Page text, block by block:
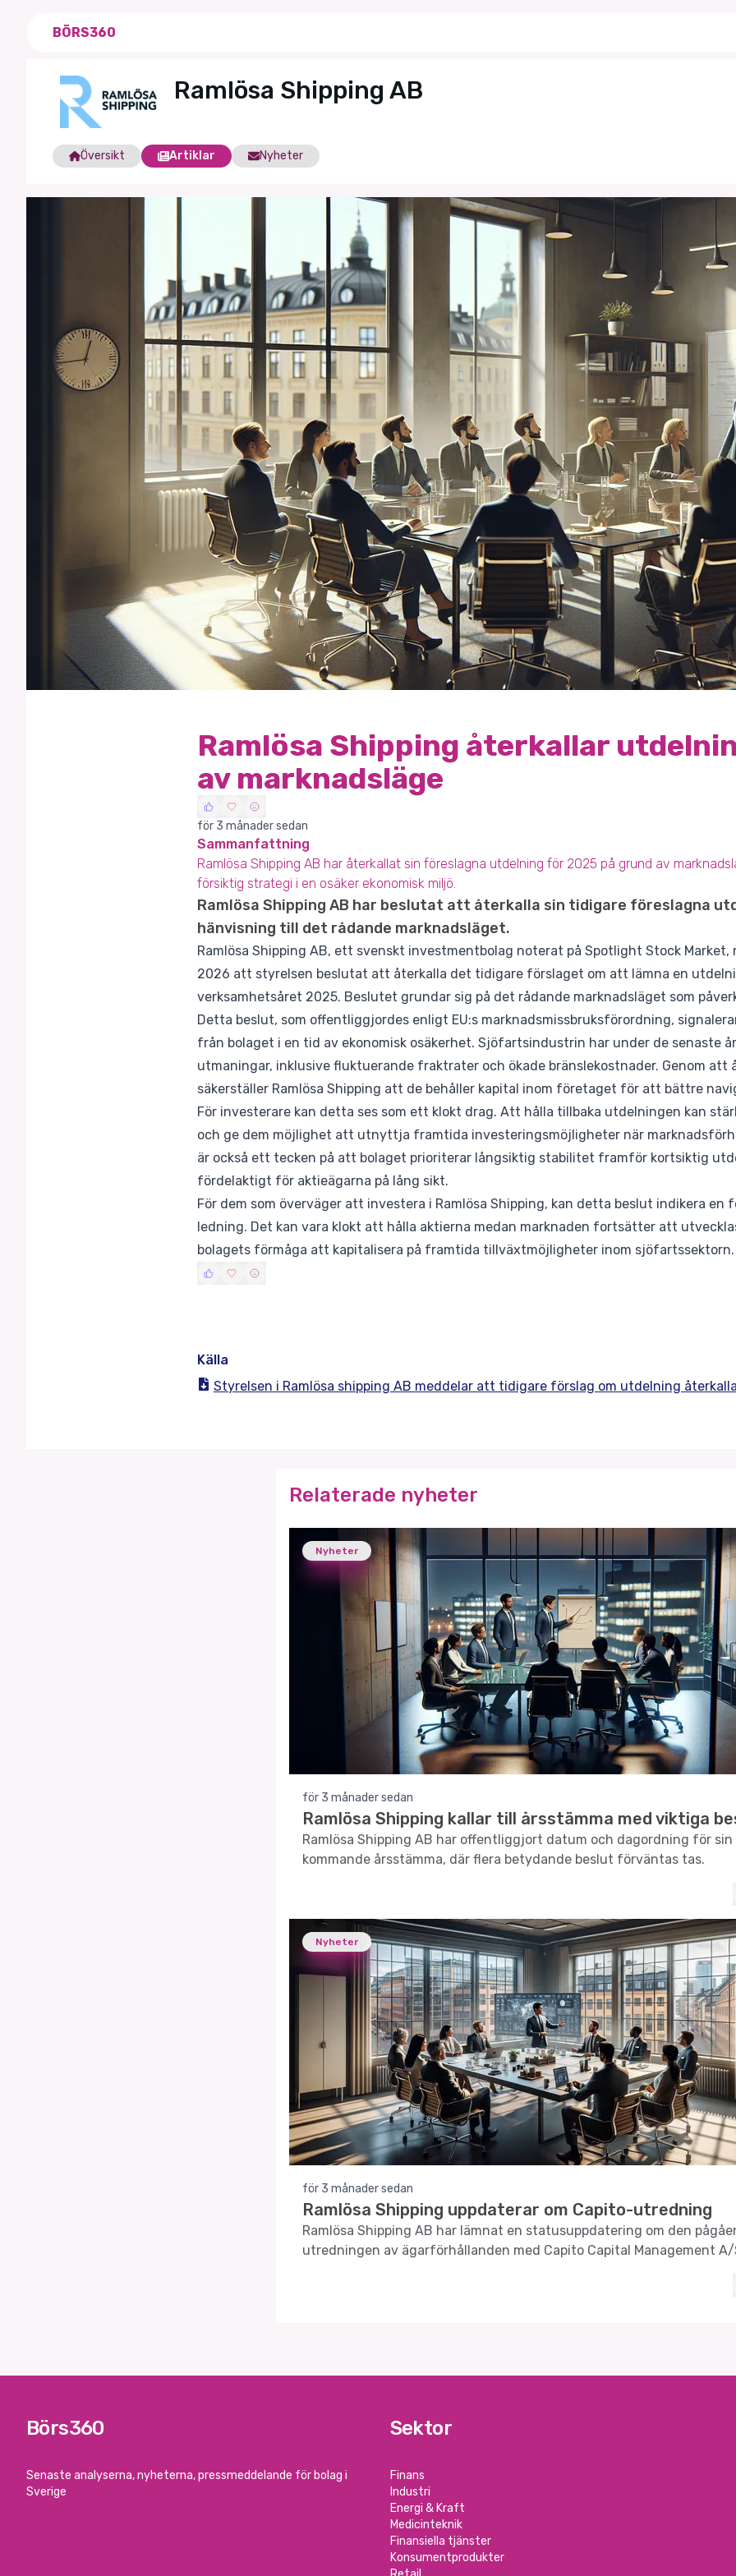
BÖRS360
Ramlösa Shipping AB
Översikt Artiklar Nyheter
Ramlösa Shipping återkallar
av marknadsläge
för 3 månader sedan
Sammanfattning
Ramlösa Shipping AB har återkallat sin föreslagna utdelning för 2025 på grund av
försiktig strategi i en osäker ekonomisk miljö.
Ramlösa Shipping AB har beslutat att återkalla sin tidigare föreslagna
hänvisning till det rådande marknadsläget.
Ramlösa Shipping AB, ett svenskt investmentbolag noterat på Spotlight Stock Market,
2026 att styrelsen beslutat att återkalla det tidigare förslaget om att lämna en
verksamhetsåret 2025. Beslutet grundar sig på det rådande marknadsläget som
Detta beslut, som offentliggjordes enligt EU:s marknadsmissbruksförordning,
från bolaget i en tid av ekonomisk osäkerhet. Sjöfartsindustrin har under de senaste
utmaningar, inklusive fluktuerande fraktrater och ökade bränslekostnader. Genom att
säkerställer Ramlösa Shipping att de behåller kapital inom företaget för att bättre
För investerare kan detta ses som ett klokt drag. Att hålla tillbaka utdelningen kan
och ge dem möjlighet att utnyttja framtida investeringsmöjligheter när
är också ett tecken på att bolaget prioriterar långsiktig stabilitet framför kortsiktig
fördelaktigt för aktieägarna på lång sikt.
För dem som överväger att investera i Ramlösa Shipping, kan detta beslut indikera en
ledning. Det kan vara klokt att hålla aktierna medan marknaden fortsätter att
bolagets förmåga att kapitalisera på framtida tillväxtmöjligheter inom sjöfartssektorn.
Källa
Styrelsen i Ramlösa shipping AB meddelar att tidigare förslag om utdelning
Relaterade nyheter
Nyheter
för 3 månader sedan
Ramlösa Shipping kallar till årsstämma med viktiga
Ramlösa Shipping AB har offentliggjort datum och dagordning för sin
kommande årsstämma, där flera betydande beslut förväntas tas.
Nyheter
för 3 månader sedan
Ramlösa Shipping uppdaterar om Capito-utredning
Ramlösa Shipping AB har lämnat en statusuppdatering om den
utredningen av ägarförhållanden med Capito Capital Management A/
Börs360
Senaste analyserna, nyheterna, pressmeddelande för bolag i
Sverige
Sektor
Finans
Industri
Energi & Kraft
Medicinteknik
Finansiella tjänster
Konsumentprodukter